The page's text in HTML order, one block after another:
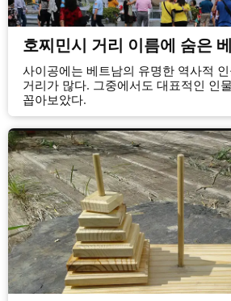
호찌민시 거리 이름에 숨은
사이공에는 베트남의 유명한 역사적
거리가 많다. 그중에서도 대표적인 인
꼽아보았다.